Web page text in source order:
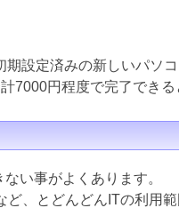
設定済みの新しいパソ
7000円程度で完了できる
い事がよくあります。
、とどんどんITの利用範